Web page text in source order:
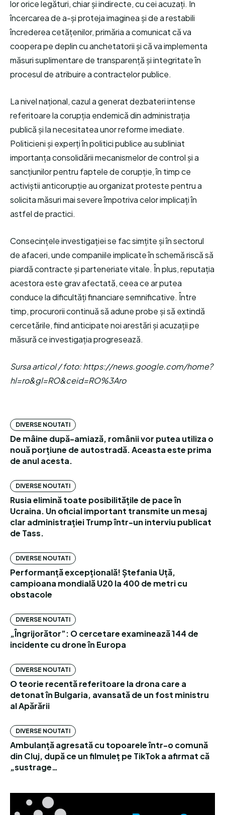
lor orice legături, chiar și indirecte, cu cei acuzați. În
încercarea de a-și proteja imaginea și de a restabili
încrederea cetățenilor, primăria a comunicat că va
coopera pe deplin cu anchetatorii și că va implementa
măsuri suplimentare de transparență și integritate în
procesul de atribuire a contractelor publice.
La nivel național, cazul a generat dezbateri intense
referitoare la corupția endemică din administrația
publică și la necesitatea unor reforme imediate.
Politicieni și experți în politici publice au subliniat
importanța consolidării mecanismelor de control și a
sancțiunilor pentru faptele de corupție, în timp ce
activiștii anticorupție au organizat proteste pentru a
solicita măsuri mai severe împotriva celor implicați în
astfel de practici.
Consecințele investigației se fac simțite și în sectorul
de afaceri, unde companiile implicate în schemă riscă să
piardă contracte și parteneriate vitale. În plus, reputația
acestora este grav afectată, ceea ce ar putea
conduce la dificultăți financiare semnificative. Între
timp, procurorii continuă să adune probe și să extindă
cercetările, fiind anticipate noi arestări și acuzații pe
măsură ce investigația progresează.
Sursa articol / foto: https://news.google.com/home?
hl=ro&gl=RO&ceid=RO%3Aro
DIVERSE NOUTATI
De mâine după-amiază, românii vor putea utiliza o
nouă porțiune de autostradă. Aceasta este prima
de anul acesta.
DIVERSE NOUTATI
Rusia elimină toate posibilitățile de pace în
Ucraina. Un oficial important transmite un mesaj
clar administrației Trump într-un interviu publicat
de Tass.
DIVERSE NOUTATI
Performanță excepțională! Ștefania Uță,
campioana mondială U20 la 400 de metri cu
obstacole
DIVERSE NOUTATI
„Îngrijorător”: O cercetare examinează 144 de
incidente cu drone în Europa
DIVERSE NOUTATI
O teorie recentă referitoare la drona care a
detonat în Bulgaria, avansată de un fost ministru
al Apărării
DIVERSE NOUTATI
Ambulanță agresată cu topoarele într-o comună
din Cluj, după ce un filmuleț pe TikTok a afirmat că
„sustrage…